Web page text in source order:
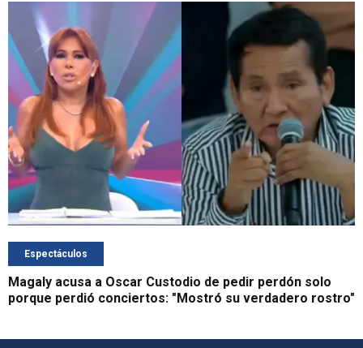
Espectáculos
Magaly acusa a Oscar Custodio de pedir perdón solo
porque perdió conciertos: "Mostró su verdadero rostro"